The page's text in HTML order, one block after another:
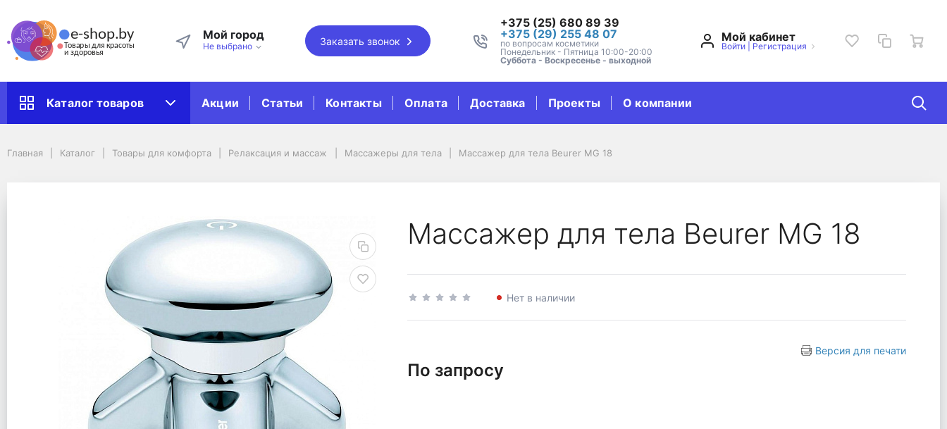
Мой город
Не выбрано Заказать звонок
+375 (25) 680 89 39
+375 (29) 255 48 07
по вопросам косметики
Понедельник - Пятница 10:00-20:00
Суббота - Воскресенье - выходной
Мой кабинет
Войти| Регистрация
Каталог товаров Акции Статьи Контакты Оплата Доставка Проекты О компании
Главная
Релаксация и массаж
Массажеры для тела
Главная Каталог Товары для комфорта Релаксация и массаж Массажеры для тела Массажер для тела Beurer MG 18
Массажер для тела Beurer MG 18
Нет в наличии
Версия для печати
По запросу